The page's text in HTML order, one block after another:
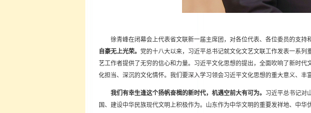
徐青峰在闭幕会上代表省文联新一届主席团，对各位代表、各位委员的支持
自豪无上光荣。 党的十八大以来，习近平总书记就文化文艺文联工作发表一系
艺工作者提供了无穷的信心和力量。习近平文化思想的提出，全面吹响了新时
化担当、深沉的文化情怀。我们要深入学习领会习近平文化思想的重大意义、丰
我们有幸生逢这个扬帆奋楫的新时代，机遇空前大有可为。 习近平总书记对
国、建设中华民族现代文明上积极作为。山东作为中华文明的重要发祥地、中